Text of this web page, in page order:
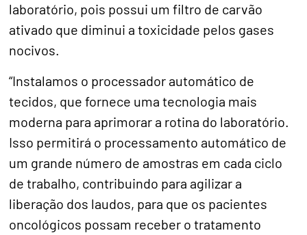
laboratório, pois possui um filtro de carvão
ativado que diminui a toxicidade pelos gases
nocivos.
“Instalamos o processador automático de
tecidos, que fornece uma tecnologia mais
moderna para aprimorar a rotina do laboratório.
Isso permitirá o processamento automático de
um grande número de amostras em cada ciclo
de trabalho, contribuindo para agilizar a
liberação dos laudos, para que os pacientes
oncológicos possam receber o tratamento